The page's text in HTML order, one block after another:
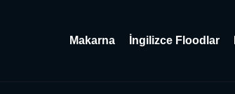
Makarna İngilizce Floodlar